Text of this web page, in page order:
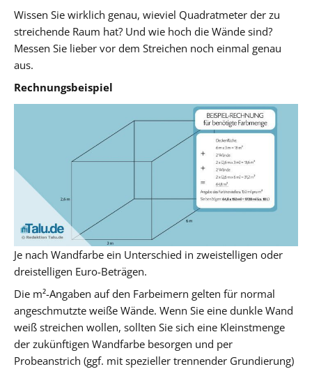
Wissen Sie wirklich genau, wieviel Quadratmeter der zu
streichende Raum hat? Und wie hoch die Wände sind?
Messen Sie lieber vor dem Streichen noch einmal genau
aus.
Rechnungsbeispiel
Je nach Wandfarbe ein Unterschied in zweistelligen oder
dreistelligen Euro-Beträgen.
Die m²-Angaben auf den Farbeimern gelten für normal
angeschmutzte weiße Wände. Wenn Sie eine dunkle Wand
weiß streichen wollen, sollten Sie sich eine Kleinstmenge
der zukünftigen Wandfarbe besorgen und per
Probeanstrich (ggf. mit spezieller trennender Grundierung)